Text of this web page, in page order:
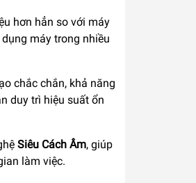
hơn hẳn so với máy
máy trong nhiều
chắc chắn, khả năng
duy trì hiệu suất ổn
Siêu Cách Âm, giúp
làm việc.